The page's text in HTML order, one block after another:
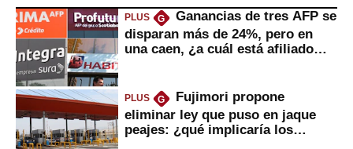
PLUS G
Ganancias de tres AFP se
disparan más de 24%, pero en
una caen, ¿a cuál está afiliado
PLUS G
Fujimori propone
eliminar ley que puso en jaque
peajes: ¿qué implicaría los